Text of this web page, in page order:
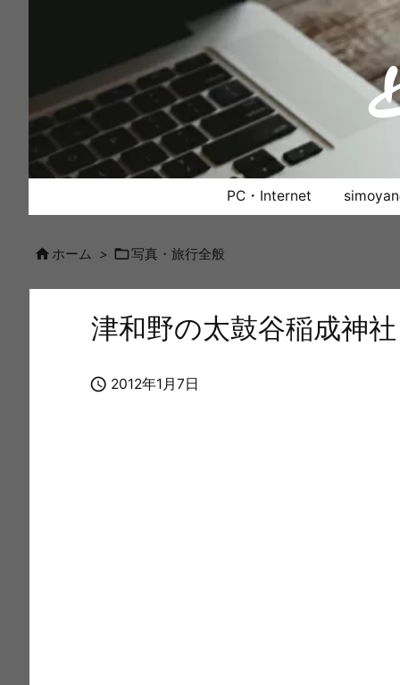
PC・Internet
 ホーム > 写真・旅行全般
津和野の太鼓谷稲成神社
 2012年1月7日